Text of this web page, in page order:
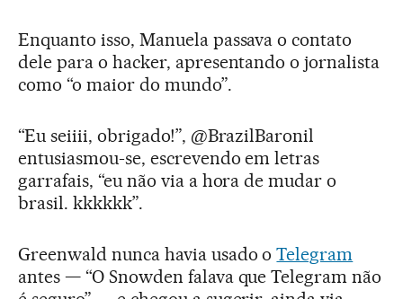
Enquanto isso, Manuela passava o contato
dele para o hacker, apresentando o jornalista
como “o maior do mundo”.
“Eu seiiii, obrigado!”, @BrazilBaronil
entusiasmou-se, escrevendo em letras
garrafais, “eu não via a hora de mudar o
brasil. kkkkkk”.
Greenwald nunca havia usado oTelegram
antes — “O Snowden falava que Telegram não